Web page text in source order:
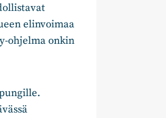
elinvoimaa
ohjelma onkin